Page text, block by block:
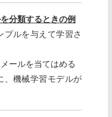
分類するときの例
プルを与えて学習さ
ールを当てはめる
、機械学習モデルが